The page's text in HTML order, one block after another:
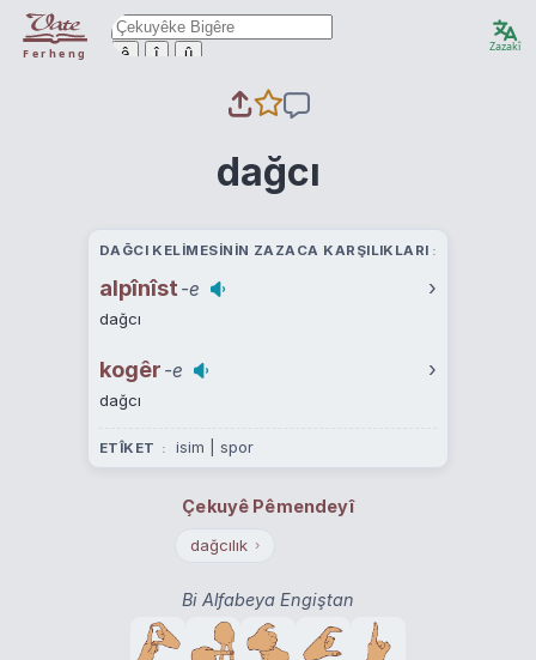
Ferheng ê î û Zazakî
dağcı
DAĞCI KELIMESININ ZAZACA KARŞILIKLARI
alpînîst -e ›
dağcı
kogêr -e ›
dağcı
ETÎKET isim | spor
Çekuyê Pêmendeyî
dağcılık ›
Bi Alfabeya Engiştan